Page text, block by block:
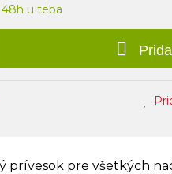
48h u teba
prívesok pre všetkých